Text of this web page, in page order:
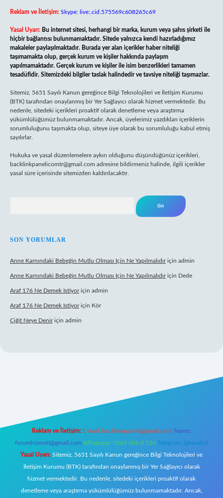
Reklam ve İletişim: Skype: live:.cid.575569c608265c69
Yasal Uyarı: Bu internet sitesi, herhangi bir marka, kurum veya şahıs şirketi ile
hiçbir bağlantısı bulunmamaktadır. Sitede yalnızca kendi hazırladığımız
makaleler paylaşılmaktadır. Burada yer alan içerikler haber niteliği
taşımamakta olup, gerçek kurum ve kişiler hakkında paylaşım
yapılmamaktadır. Gerçek kurum ve kişiler ile isim benzerlikleri tamamen
tesadüfidir. Sitemizdeki bilgiler taslak halindedir ve tavsiye niteliği taşımazlar.
Sitemiz, 5651 Sayılı Kanun gereğince Bilgi Teknolojileri ve İletişim Kurumu
(BTK) tarafından onaylanmış bir Yer Sağlayıcı olarak hizmet vermektedir. Bu
nedenle, sitedeki içerikleri proaktif olarak denetleme veya araştırma
yükümlülüğümüz bulunmamaktadır. Ancak, üyelerimiz yazdıkları içeriklerin
sorumluluğunu taşımakta olup, siteye üye olarak bu sorumluluğu kabul etmiş
sayılırlar.
Hukuka ve yasal düzenlemelere aykırı olduğunu düşündüğünüz içerikleri,
backlinkpanelicomtr@gmail.com adresine bildirmeniz halinde, ilgili içerikler
yasal süre içerisinde sitemizden kaldırılacaktır.
SON YORUMLAR
Anne Karnındaki Bebeğin Mutlu Olması Için Ne Yapılmalıdıriçin admin
Anne Karnındaki Bebeğin Mutlu Olması Için Ne Yapılmalıdıriçin Dede
Araf 176 Ne Demek Istiyoriçin admin
Araf 176 Ne Demek Istiyoriçin Kör
Çiğit Neye Deniriçin admin
Reklam ve İletişim: E-mail: backlinkpaneli@gmail.com Teams:
forumhizmeti@gmail.com Whatsapp: 0262 606 0 726 Telegram: @karabul
Yasal Uyarı: Sitemiz, 5651 Sayılı Kanun gereğince Bilgi Teknolojileri ve
İletişim Kurumu (BTK) tarafından onaylanmış bir Yer Sağlayıcı olarak
hizmet vermektedir. Bu nedenle, sitedeki içerikleri proaktif olarak
denetleme veya araştırma yükümlülüğümüz bulunmamaktadır. Ancak,